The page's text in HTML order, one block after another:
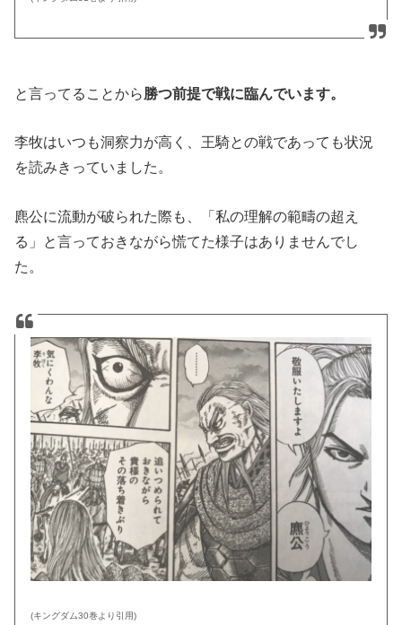
と言ってることから勝つ前提で戦に臨んでいます。
李牧はいつも洞察力が高く、王騎との戦であっても状況
を読みきっていました。
麃公に流動が破られた際も、「私の理解の範疇の超え
る」と言っておきながら慌てた様子はありませんでし
た。
(キングダム30巻より引用)